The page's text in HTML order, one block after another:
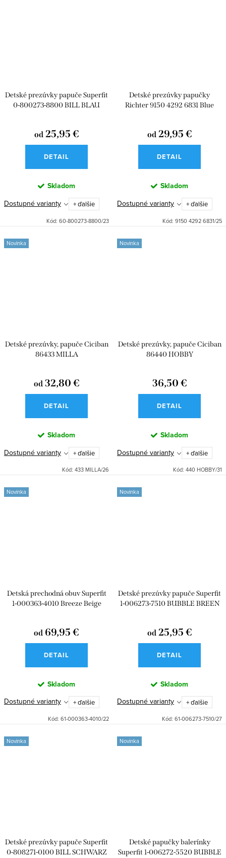
Detské prezúvky papuče Superfit
0-800273-8800 BILL BLAU
od25,95 €
DETAIL
Skladom
Dostupné varianty + ďalšie
Kód: 60-800273-8800/23
Detské prezúvky papučky
Richter 9150 4292 6831 Blue
od29,95 €
DETAIL
Skladom
Dostupné varianty + ďalšie
Kód: 9150 4292 6831/25
Novinka
Detské prezúvky, papuče Ciciban
86433 MILLA
od32,80 €
DETAIL
Skladom
Dostupné varianty + ďalšie
Kód: 433 MILLA/26
Novinka
Detské prezúvky, papuče Ciciban
86440 HOBBY
36,50 €
DETAIL
Skladom
Dostupné varianty + ďalšie
Kód: 440 HOBBY/31
Novinka
Detská prechodná obuv Superfit
1-000363-4010 Breeze Beige
od 69,95 €
DETAIL
Skladom
Dostupné varianty + ďalšie
Kód: 61-000363-4010/22
Novinka
Detské prezúvky papuče Superfit
1-006273-7510 BUBBLE BREEN
od 25,95 €
DETAIL
Skladom
Dostupné varianty + ďalšie
Kód: 61-006273-7510/27
Novinka
Detské prezúvky papuče Superfit
0-808271-0100 BILL SCHWARZ
Novinka
Detské papučky balerínky
Superfit 1-006272-5520 BUBBLE